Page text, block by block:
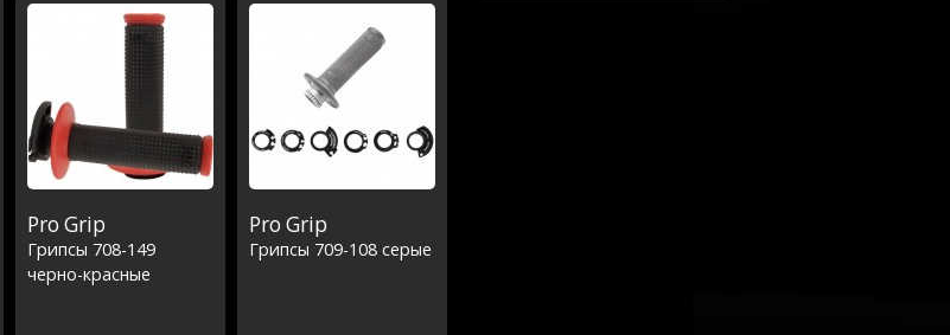
Pro Grip
Грипсы 708-149
черно-красные
Pro Grip
Грипсы 709-108 серые